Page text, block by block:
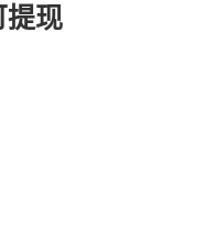
现